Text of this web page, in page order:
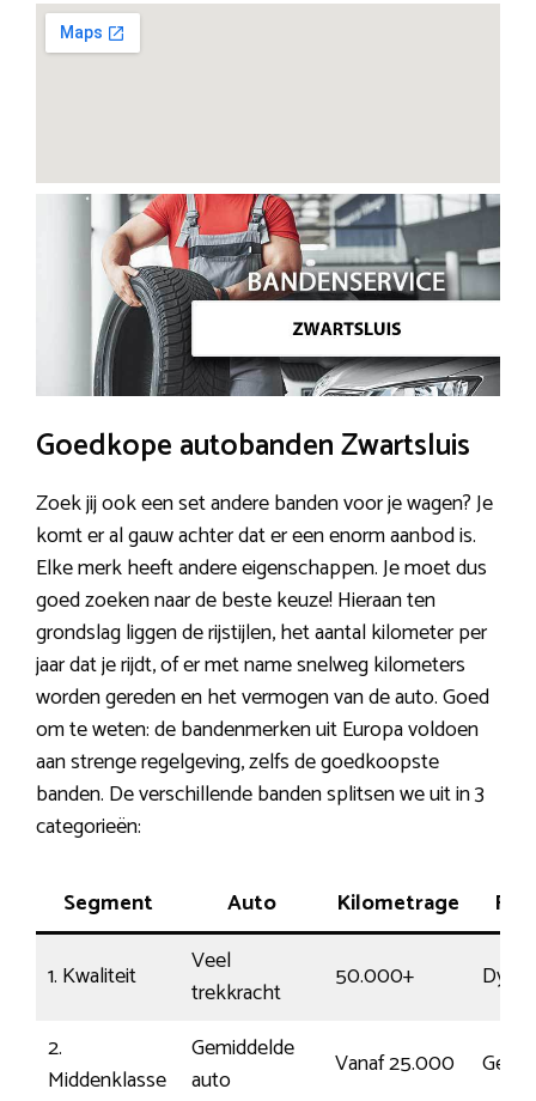
Goedkope autobanden Zwartsluis
Zoek jij ook een set andere banden voor je wagen? Je
komt er al gauw achter dat er een enorm aanbod is.
Elke merk heeft andere eigenschappen. Je moet dus
goed zoeken naar de beste keuze! Hieraan ten
grondslag liggen de rijstijlen, het aantal kilometer per
jaar dat je rijdt, of er met name snelweg kilometers
worden gereden en het vermogen van de auto. Goed
om te weten: de bandenmerken uit Europa voldoen
aan strenge regelgeving, zelfs de goedkoopste
banden. De verschillende banden splitsen we uit in 3
categorieën:
Segment Auto Kilometrage
1. Kwaliteit
Veel
trekkracht
50.000+
2.
Middenklasse
Gemiddelde
auto
Vanaf 25.000